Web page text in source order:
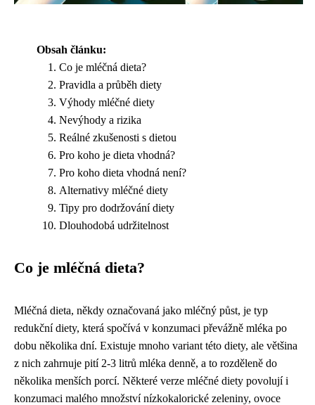
Obsah článku:
Co je mléčná dieta?
Pravidla a průběh diety
Výhody mléčné diety
Nevýhody a rizika
Reálné zkušenosti s dietou
Pro koho je dieta vhodná?
Pro koho dieta vhodná není?
Alternativy mléčné diety
Tipy pro dodržování diety
Dlouhodobá udržitelnost
Co je mléčná dieta?
Mléčná dieta, někdy označovaná jako mléčný půst, je typ
redukční diety, která spočívá v konzumaci převážně mléka po
dobu několika dní. Existuje mnoho variant této diety, ale většina
z nich zahrnuje pití 2-3 litrů mléka denně, a to rozděleně do
několika menších porcí. Některé verze mléčné diety povolují i
konzumaci malého množství nízkokalorické zeleniny, ovoce